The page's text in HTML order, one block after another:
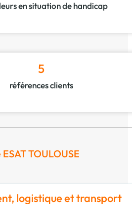
en situation de handicap
5
références clients
TOULOUSE
logistique et transport